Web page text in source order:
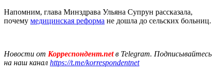
Напомним, глава Минздрава Ульяна Супрун рассказала,
почему медицинская реформа не дошла до сельских больниц.
Новости от Корреспондент.netв Telegram. Подписывайтесь
на наш канал https://t.me/korrespondentnet